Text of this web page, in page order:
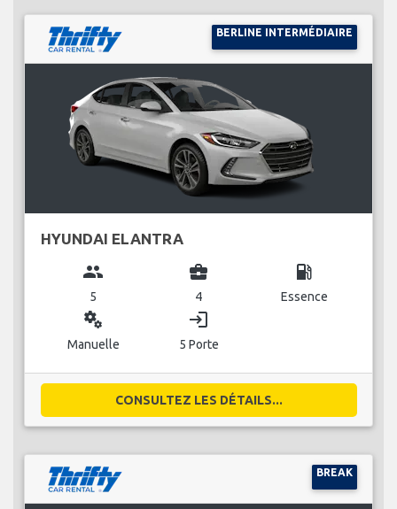
BERLINE INTERMÉDIAIRE
HYUNDAI ELANTRA
group
5
business_center
4
local_gas_station
Essence
miscellaneous_services
Manuelle
login
5 Porte
CONSULTEZ LES DÉTAILS...
BREAK